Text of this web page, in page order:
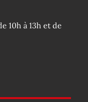
10h à 13h et de